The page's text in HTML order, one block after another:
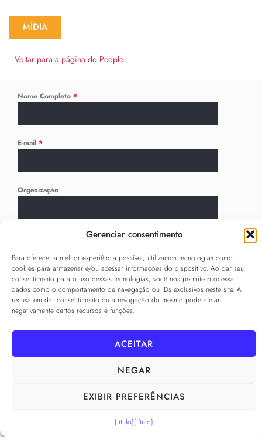
Gerenciar consentimento
Para oferecer a melhor experiência possível, utilizamos tecnologias como
cookies para armazenar e/ou acessar informações do dispositivo. Ao dar seu
consentimento para o uso dessas tecnologias, você nos permite processar
dados como o comportamento de navegação ou IDs exclusivos neste site. A
recusa em dar consentimento ou a revogação do mesmo pode afetar
negativamente certos recursos e funções.
ACEITAR
NEGAR
EXIBIR PREFERÊNCIAS
{título}{título}
MÍDIA
Voltar para a página do People
Nome Completo *
E-mail *
Organização
...
Politica de Privacidade*
Eu concordo com aPolitica de Privacidade
Caixa de seleção para aceitar a Política de Privacidade
INSCREVA-SE
SIGA-NOS
______